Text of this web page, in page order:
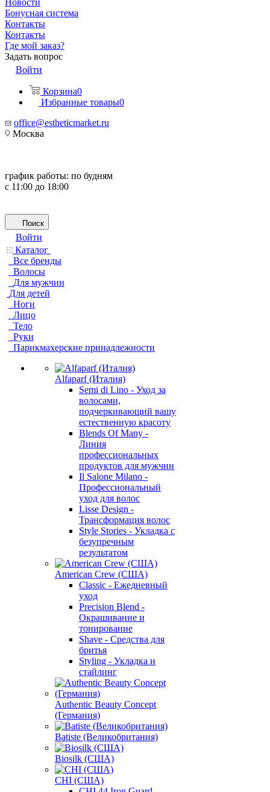
Новости
Бонусная система
Контакты
Контакты
Где мой заказ?
Задать вопрос
Войти
Корзина0
Избранные товары0
office@estheticmarket.ru
Москва
график работы: по будням
с 11:00 до 18:00
Поиск
Войти
Каталог
Все бренды
Волосы
Для мужчин
Для детей
Ноги
Лицо
Тело
Руки
Парикмахерские принадлежности
Alfaparf (Италия)
Semi di Lino - Уход за
волосами,
подчеркивающий вашу
естественную красоту
Blends Of Many -
Линия
профессиональных
продуктов для мужчин
Il Salone Milano -
Профессиональный
уход для волос
Lisse Design -
Трансформация волос
Style Stories - Укладка с
безупречным
результатом
American Crew (США)
Classic - Ежедневный
уход
Precision Blend -
Окрашивание и
тонирование
Shave - Средства для
бритья
Styling - Укладка и
стайлинг
Authentic Beauty Concept
(Германия)
Batiste (Великобритания)
Biosilk (США)
CHI (США)